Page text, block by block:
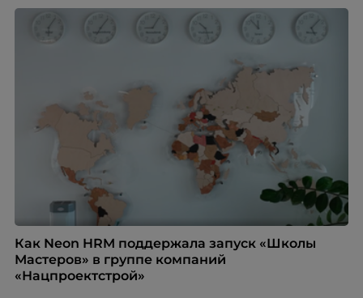
Как Neon HRM поддержала запуск «Школы
Мастеров» в группе компаний
«Нацпроектстрой»